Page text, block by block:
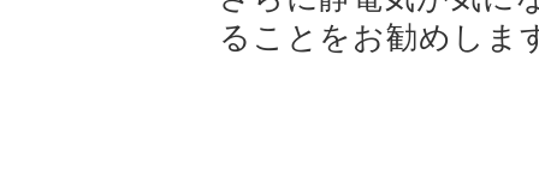
ることをお勧めしま